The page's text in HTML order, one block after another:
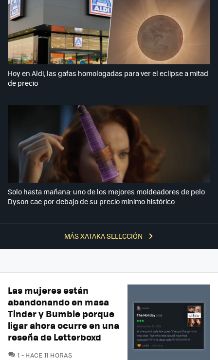
MÁS XATAKA SELECCIÓN
Hoy en Aldi, las gafas homologadas para ver el eclipse a mitad
de precio
Solo hasta mañana: uno de los mejores moldeadores de pelo
Dyson cae por debajo de su precio mínimo histórico
Las mujeres están
abandonando en masa
Tinder y Bumble porque
ligar ahora ocurre en una
reseña de Letterboxd
1 COMENTARIOS
HACE 11 HORAS